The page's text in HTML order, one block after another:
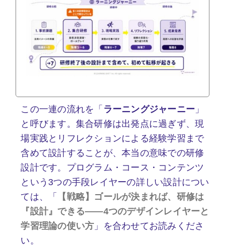
この一連の流れを「 ラーニングジャーニー 」
と呼びます。集合研修は出発点に過ぎず、現
場実践とリフレクションによる経験学習まで
含めて設計することが、本当の意味での研修
設計です。プログラム・コース・コンテンツ
という3つの手段レイヤーの詳しい設計につい
ては、「
【戦略】ゴールが決まれば、研修は
『設計』できる——4つのデザインレイヤーと
学習理論の使い方 」を合わせてお読みくださ
い。